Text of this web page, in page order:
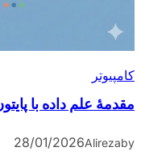
کامپیوتر
مقدمۀ علم داده با
by
Alireza
28/01/2026